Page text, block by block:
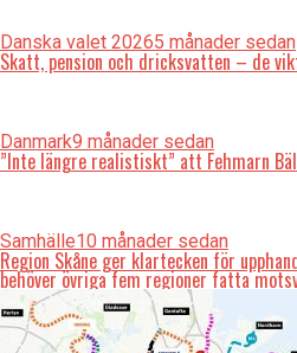
Danska valet 20265 månader sedan
Skatt, pension och dricksvatten – de
Danmark9 månader sedan
”Inte längre realistiskt” att Fehmarn
Samhälle10 månader sedan
Region Skåne ger klartecken för
behöver övriga fem regioner fatta